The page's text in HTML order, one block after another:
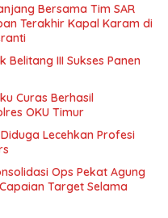
Bersama Tim SAR
Terakhir Kapal Karam di
Belitang III Sukses Panen
Curas Berhasil
OKU Timur
Lecehkan Profesi
Ops Pekat Agung
Target Selama